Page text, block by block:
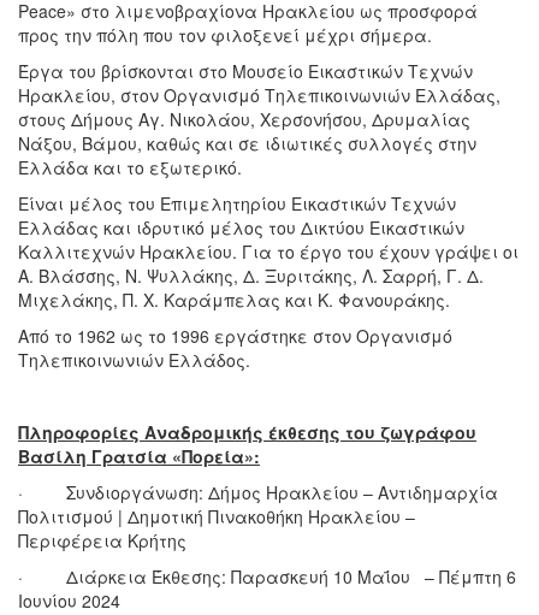
Peace» στο λιμενοβραχίονα Ηρακλείου ως προσφορά
προς την πόλη που τον φιλοξενεί μέχρι σήμερα.
Έργα του βρίσκονται στο Μουσείο Εικαστικών Τεχνών
Ηρακλείου, στον Οργανισμό Τηλεπικοινωνιών Ελλάδας,
στους Δήμους Αγ. Νικολάου, Χερσονήσου, Δρυμαλίας
Νάξου, Βάμου, καθώς και σε ιδιωτικές συλλογές στην
Ελλάδα και το εξωτερικό.
Είναι μέλος του Επιμελητηρίου Εικαστικών Τεχνών
Ελλάδας και ιδρυτικό μέλος του Δικτύου Εικαστικών
Καλλιτεχνών Ηρακλείου. Για το έργο του έχουν γράψει οι
Α. Βλάσσης, Ν. Ψυλλάκης, Δ. Ξυριτάκης, Λ. Σαρρή, Γ. Δ.
Μιχελάκης, Π. Χ. Καράμπελας και Κ. Φανουράκης.
Από το 1962 ως το 1996 εργάστηκε στον Οργανισμό
Τηλεπικοινωνιών Ελλάδος.
Πληροφορίες Αναδρομικής έκθεσης του ζωγράφου
Βασίλη Γρατσία «Πορεία»:
· Συνδιοργάνωση: Δήμος Ηρακλείου – Αντιδημαρχία
Πολιτισμού | Δημοτική Πινακοθήκη Ηρακλείου –
Περιφέρεια Κρήτης
· Διάρκεια Έκθεσης: Παρασκευή 10 Μαΐου – Πέμπτη 6
Ιουνίου 2024